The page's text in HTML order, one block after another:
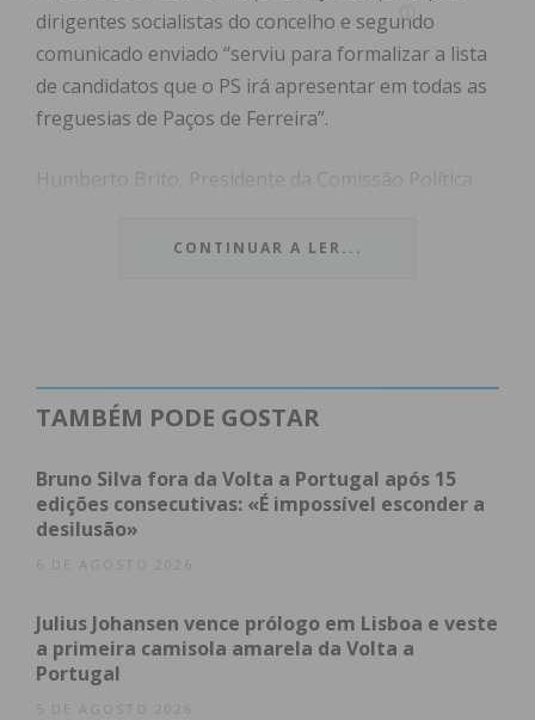
dirigentes socialistas do concelho e segundo
comunicado enviado “serviu para formalizar a lista
de candidatos que o PS irá apresentar em todas as
freguesias de Paços de Ferreira”.
Humberto Brito, Presidente da Comissão Política
legislativas de 18 de maio, destacou a importância
energias, preparada para servir as populações com
O PS de Paços de Ferreira inicia assim a preparação
para o “desafio autárquico com uma equipa
completa e um programa que será apresentado
do desenvolvimento local e na resposta às
necessidades das populações”.
CONTINUAR A LER...
TAMBÉM PODE GOSTAR
Bruno Silva fora da Volta a Portugal após 15
edições consecutivas: «É impossível esconder a
desilusão»
6 DE AGOSTO 2026
Julius Johansen vence prólogo em Lisboa e veste
a primeira camisola amarela da Volta a
Portugal
5 DE AGOSTO 2026